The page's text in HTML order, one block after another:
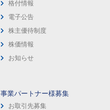
格付情報
電子公告
株主優待制度
株価情報
お知らせ
事業パートナー様募集
お取引先募集